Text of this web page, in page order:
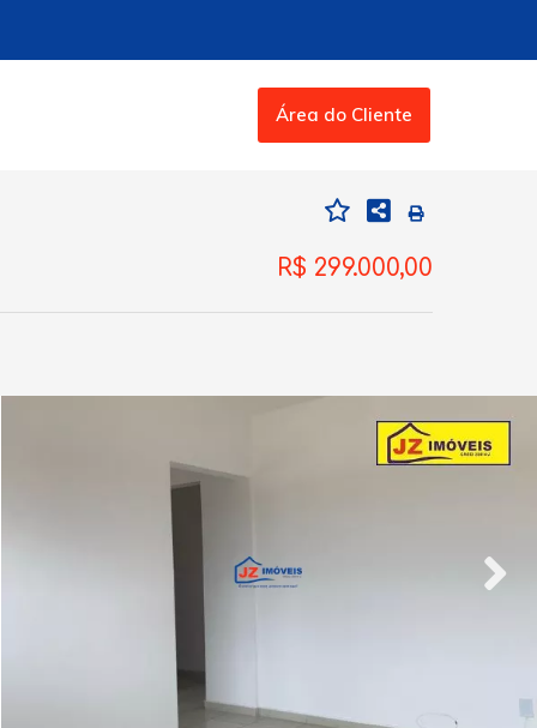
Área do Cliente
R$ 299.000,00